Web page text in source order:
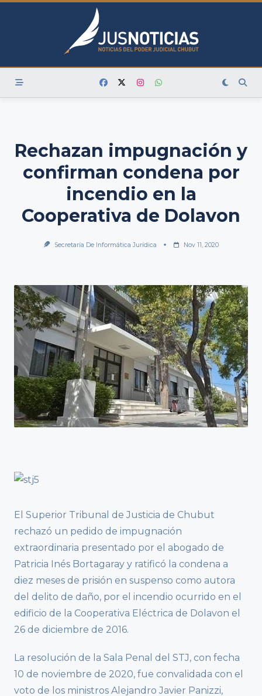
Skip
Rechazan impugnación y
confirman condena por
incendio en la
Cooperativa de Dolavon
Secretaría De Informática Jurídica Nov 11, 2020
El Superior Tribunal de Justicia de Chubut
rechazó un pedido de impugnación
extraordinaria presentado por el abogado de
Patricia Inés Bortagaray y ratificó la condena a
diez meses de prisión en suspenso como autora
del delito de daño, por el incendio ocurrido en el
edificio de la Cooperativa Eléctrica de Dolavon el
26 de diciembre de 2016.
La resolución de la Sala Penal del STJ, con fecha
10 de noviembre de 2020, fue convalidada con el
voto de los ministros Alejandro Javier Panizzi,